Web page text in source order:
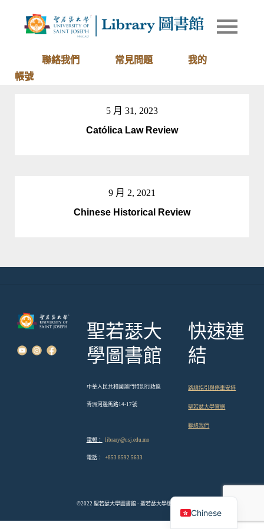
圖書館
Library of
聯絡我們 常見問題
我的
帳號
5 月 31, 2023
Católica Law Review
9 月 2, 2021
Chinese Historical Review
聖若瑟大
學圖書館
中華人民共和國澳門特別行政區
青洲河邊馬路14-17號
電郵： library@usj.edu.mo
電話： +853 8592 5633
快速連
結
路線指引與停車安排
聖若瑟大學官網
聯絡我們
©2022 聖若瑟大學圖書館 - 聖若瑟大學版權所有
Chinese